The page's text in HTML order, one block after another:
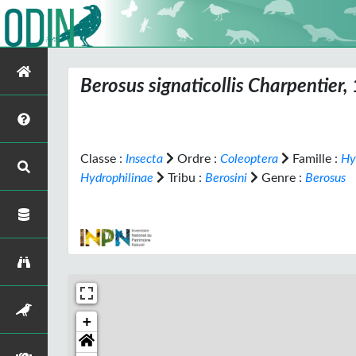
Berosus signaticollis Charpentier,
Classe : Insecta Ordre : Coleoptera Famille :
Hydrophilinae
Tribu : Berosini Genre : Berosus
+